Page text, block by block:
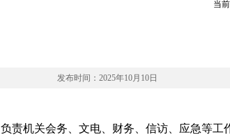
当
发布时间：2025年10月10日
负责机关会务、文电、财务、信访、应急等